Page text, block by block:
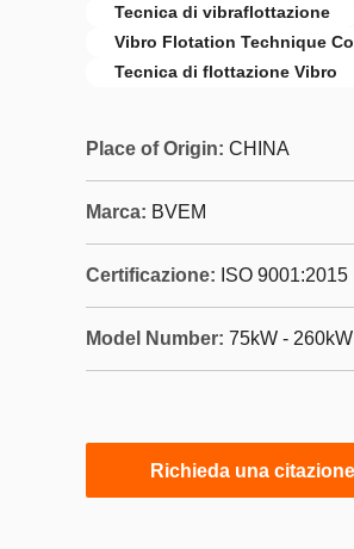
Tecnica di vibraflottazione
Vibro Flotation Technique
Tecnica di flottazione Vibro
Place of Origin: CHINA
Marca: BVEM
Certificazione: ISO 9001:2015
Model Number: 75kW - 260kW
Richieda una citazione